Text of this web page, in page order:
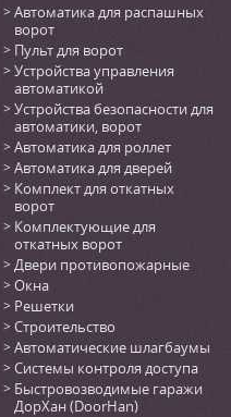
Автоматика для распашных
ворот
Пульт для ворот
Устройства управления
автоматикой
Устройства безопасности для
автоматики, ворот
Автоматика для роллет
Автоматика для дверей
Комплект для откатных
ворот
Комплектующие для
откатных ворот
Двери противопожарные
Окна
Решетки
Строительство
Автоматические шлагбаумы
Системы контроля доступа
Быстровозводимые гаражи
ДорХан (DoorHan)